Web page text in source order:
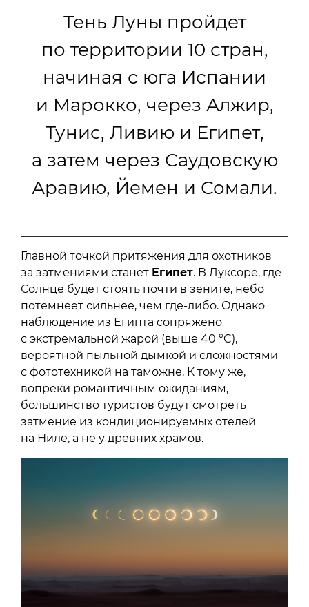
Тень Луны пройдет
по территории 10 стран,
начиная с юга Испании
и Марокко, через Алжир,
Тунис, Ливию и Египет,
а затем через Саудовскую
Аравию, Йемен и Сомали.
Главной точкой притяжения для охотников
за затмениями станет Египет. В Луксоре, где
Солнце будет стоять почти в зените, небо
потемнеет сильнее, чем где-либо. Однако
наблюдение из Египта сопряжено
с экстремальной жарой (выше 40 °C),
вероятной пыльной дымкой и сложностями
с фототехникой на таможне. К тому же,
вопреки романтичным ожиданиям,
большинство туристов будут смотреть
затмение из кондиционируемых отелей
на Ниле, а не у древних храмов.